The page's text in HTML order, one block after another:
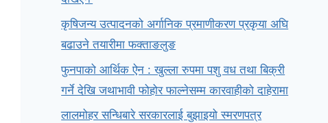
कृषिजन्य उत्पादनको अर्गानिक प्रमाणीकरण प्रकृया अघि
बढाउने तयारीमा फक्ताङलुङ
फुनपाको आर्थिक ऐन : खुल्ला रुपमा पशु वध तथा बिक्री
गर्ने देखि जथाभावी फोहोर फाल्नेसम्म कारवाहीको दाहेरामा
लालमोहर सन्धिबारे सरकारलाई बुझाइयो स्मरणपत्र